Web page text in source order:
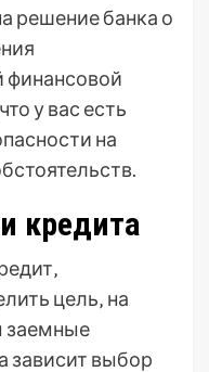
решение банка о
финансовой
у вас есть
на
кредита
цель‚ на
заемные
зависит выбор